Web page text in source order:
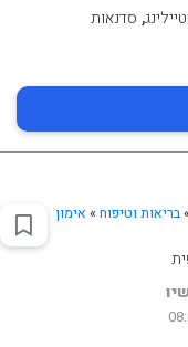
, סדנאות
»בריאות וטיפוח» אימון